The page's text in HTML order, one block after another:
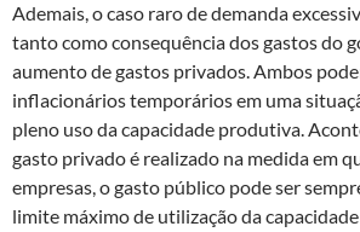
Ademais, o caso raro de demanda
tanto como consequência dos gastos do
aumento de gastos privados. Ambos
inflacionários temporários em uma
pleno uso da capacidade produtiva.
gasto privado é realizado na medida em
empresas, o gasto público pode ser
limite máximo de utilização da